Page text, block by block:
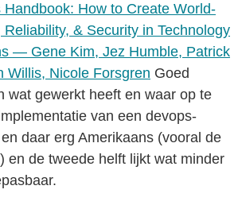
Handbook: How to Create World-
Reliability, & Security in Technology
— Gene Kim, Jez Humble, Patrick
Willis, Nicole Forsgren Goed
wat gewerkt heeft en waar op te
van een devops-
daar erg Amerikaans (vooral de
en de tweede helft lijkt wat minder